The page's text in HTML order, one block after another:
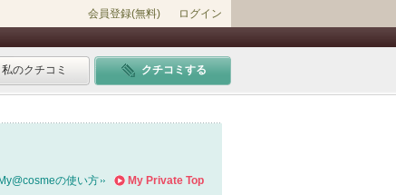
会員登録(無料) ログイン
私のクチコミ クチコミする
My Private Top
My@cosmeの使い方